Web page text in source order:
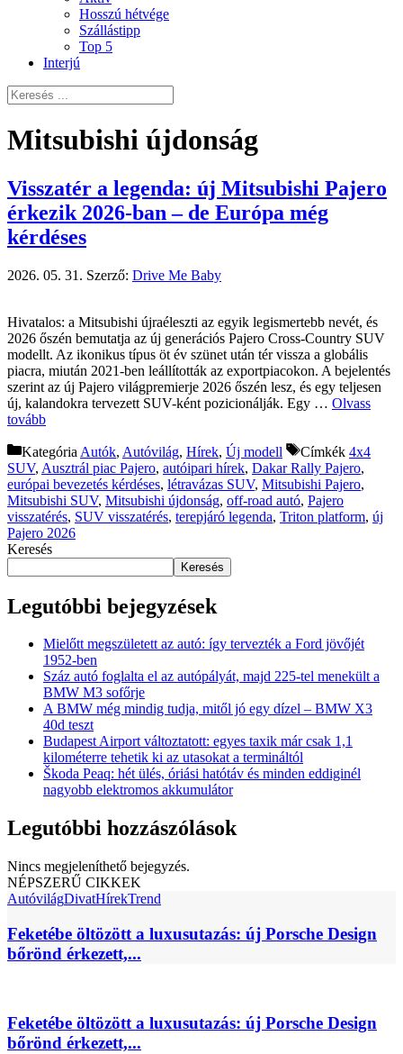
Hosszú hétvége
Szállástipp
Top 5
Interjú
Mitsubishi újdonság
Visszatér a legenda: új Mitsubishi Pajero
érkezik 2026-ban – de Európa még
kérdéses
2026. 05. 31. Szerző: Drive Me Baby
Hivatalos: a Mitsubishi újraéleszti az egyik legismertebb nevét, és
2026 őszén bemutatja az új generációs Pajero Cross-Country SUV
modellt. Az ikonikus típus öt év szünet után tér vissza a globális
piacra, miután 2021-ben leállították az exportpiacokon. A bejelentés
szerint az új Pajero világpremierje 2026 őszén lesz, és egy teljesen
új, kalandokra tervezett SUV-ként pozicionálják. Egy … Olvass
tovább
Kategória Autók, Autóvilág, Hírek, Új modell Címkék 4x4
SUV, Ausztrál piac Pajero, autóipari hírek, Dakar Rally Pajero,
európai bevezetés kérdéses, létravázas SUV, Mitsubishi Pajero,
Mitsubishi SUV, Mitsubishi újdonság, off-road autó, Pajero
visszatérés, SUV visszatérés, terepjáró legenda, Triton platform, új
Pajero 2026
Keresés
Keresés
Legutóbbi bejegyzések
Mielőtt megszületett az autó: így tervezték a Ford jövőjét
1952-ben
Száz autó foglalta el az autópályát, majd 225-tel menekült a
BMW M3 sofőrje
A BMW még mindig tudja, mitől jó egy dízel – BMW X3
40d teszt
Budapest Airport változtatott: egyes taxik már csak 1,1
kilométerre tehetik ki az utasokat a termináltól
Škoda Peaq: hét ülés, óriási hatótáv és minden eddiginél
nagyobb elektromos akkumulátor
Legutóbbi hozzászólások
Nincs megjeleníthető bejegyzés.
NÉPSZERŰ CIKKEK
AutóvilágDivatHírekTrend
Feketébe öltözött a luxusutazás: új Porsche Design
bőrönd érkezett,...
Feketébe öltözött a luxusutazás: új Porsche Design
bőrönd érkezett,...